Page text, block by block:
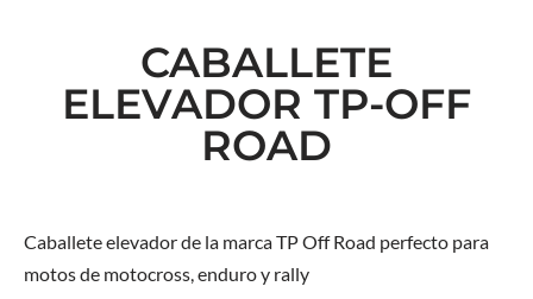
CABALLETE
ELEVADOR TP-OFF
ROAD
Caballete elevador de la marca TP Off Road perfecto para
motos de motocross, enduro y rally